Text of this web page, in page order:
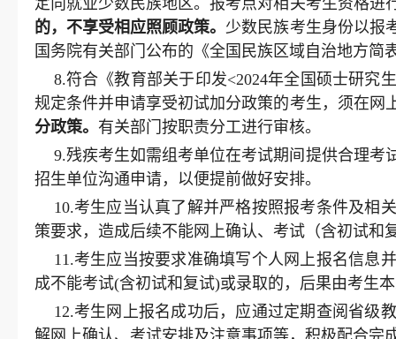
定向就业少数民族地区。报考点对相关考生资格
的，不享受相应照顾政策。少数民族考生身份以报
国务院有关部门公布的《全国民族区域自治地方简
8.符合《教育部关于印发<2024年全国硕士研究
规定条件并申请享受初试加分政策的考生，须在网
分政策。 有关部门按职责分工进行审核。
9.残疾考生如需组考单位在考试期间提供合理
招生单位沟通申请，以便提前做好安排。
10.考生应当认真了解并严格按照报考条件及相
策要求，造成后续不能网上确认、考试（含初试和
11.考生应当按要求准确填写个人网上报名信息
成不能考试(含初试和复试)或录取的，后果由考生
12.考生网上报名成功后，应通过定期查阅省级